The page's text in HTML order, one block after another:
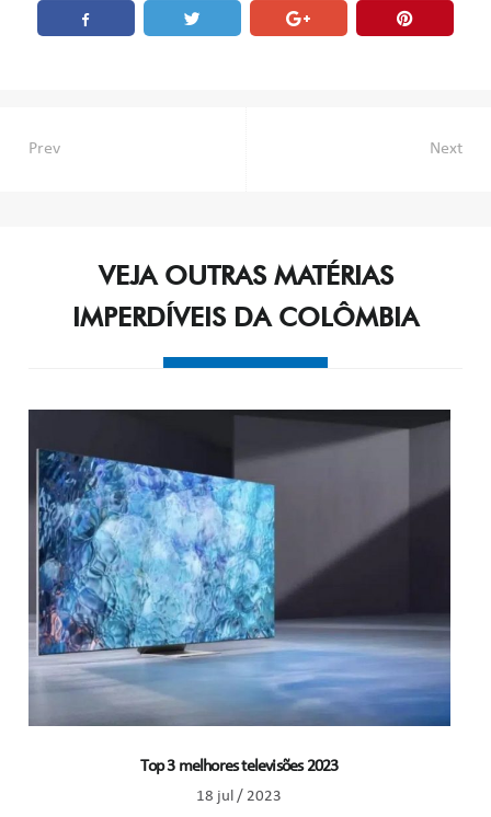
Navegação
Prev Next
VEJA OUTRAS MATÉRIAS
IMPERDÍVEIS DA COLÔMBIA
Top 3 melhores televisões 2023
18 jul / 2023